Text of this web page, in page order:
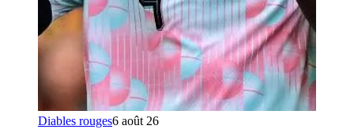
Diables rouges6 août 26